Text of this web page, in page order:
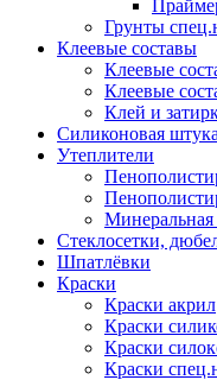
Грунты
Клеевые составы
Клеевые
Клеевые
Клей и
Силиконовая
Утеплители
Минеральная
Стеклосетки,
Шпатлёвки
Краски
Краски акрил
Краски
Краски
Краски